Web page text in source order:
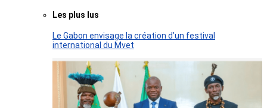
Les plus lus
Le Gabon envisage la création d’un festival
international du Mvet